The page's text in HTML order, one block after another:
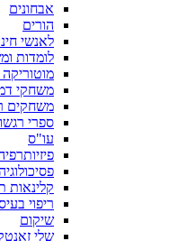
אבחונים
הורים
לאנשי
לומדות
משחקי
משחקים
ספרי
עו"ס
קלינאות
ריפוי
שיקום
שלי